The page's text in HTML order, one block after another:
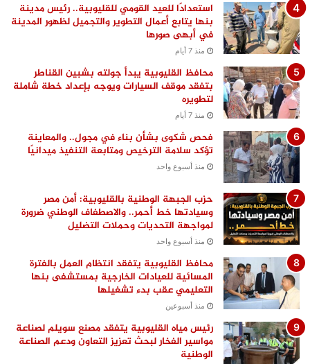
استعدادًا للعيد القومي للقليوبية.. رئيس مدينة
بنها يتابع أعمال التطوير والتجميل لظهور المدينة
في أبهى صورها
منذ 7 أيام
محافظ القليوبية يبدأ جولته بشبين القناطر
بتفقد موقف السيارات ويوجه بإعداد خطة شاملة
لتطويره
منذ 7 أيام
فحص شكوى بشأن بناء في مجول.. والمعاينة
تؤكد سلامة الترخيص ومتابعة التنفيذ ميدانيًا
منذ أسبوع واحد
حزب الجبهة الوطنية بالقليوبية: أمن مصر
وسيادتها خط أحمر.. والاصطفاف الوطني ضرورة
لمواجهة التحديات وحملات التضليل
منذ أسبوع واحد
محافظ القليوبية يتفقد انتظام العمل بالفترة
المسائية للعيادات الخارجية بمستشفى بنها
التعليمي عقب بدء تشغيلها
منذ أسبوعين
رئيس مياه القليوبية يتفقد مصنع سويلم لصناعة
مواسير الفخار لبحث تعزيز التعاون ودعم الصناعة
الوطنية